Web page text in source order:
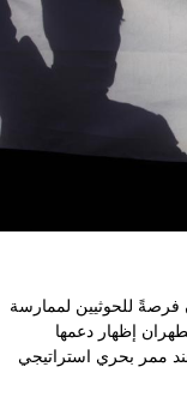
فرصةً للحوثيين لممارسة
إظهار دعمها
عند ممر بحري استراتيجي